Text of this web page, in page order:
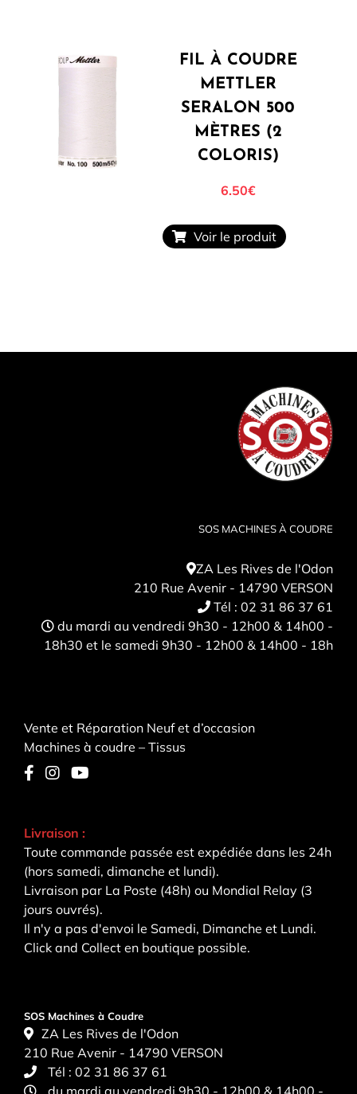
FIL À COUDRE
METTLER
SERALON 500
MÈTRES (2
COLORIS)
6.50€
Voir le produit
SOS MACHINES À COUDRE
ZA Les Rives de l'Odon
210 Rue Avenir - 14790 VERSON
Tél : 02 31 86 37 61
du mardi au vendredi 9h30 - 12h00 & 14h00 -
18h30 et le samedi 9h30 - 12h00 & 14h00 - 18h
Vente et Réparation Neuf et d’occasion
Machines à coudre – Tissus
Livraison :
Toute commande passée est expédiée dans les 24h
(hors samedi, dimanche et lundi).
Livraison par La Poste (48h) ou Mondial Relay (3
jours ouvrés).
Il n'y a pas d'envoi le Samedi, Dimanche et Lundi.
Click and Collect en boutique possible.
SOS Machines à Coudre
ZA Les Rives de l'Odon
210 Rue Avenir - 14790 VERSON
Tél : 02 31 86 37 61